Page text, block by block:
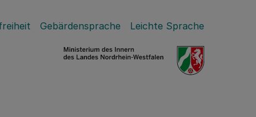
Gebärdensprache Leichte Sprache